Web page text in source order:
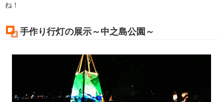
ね！
手作り行灯の展示～中之島公園～